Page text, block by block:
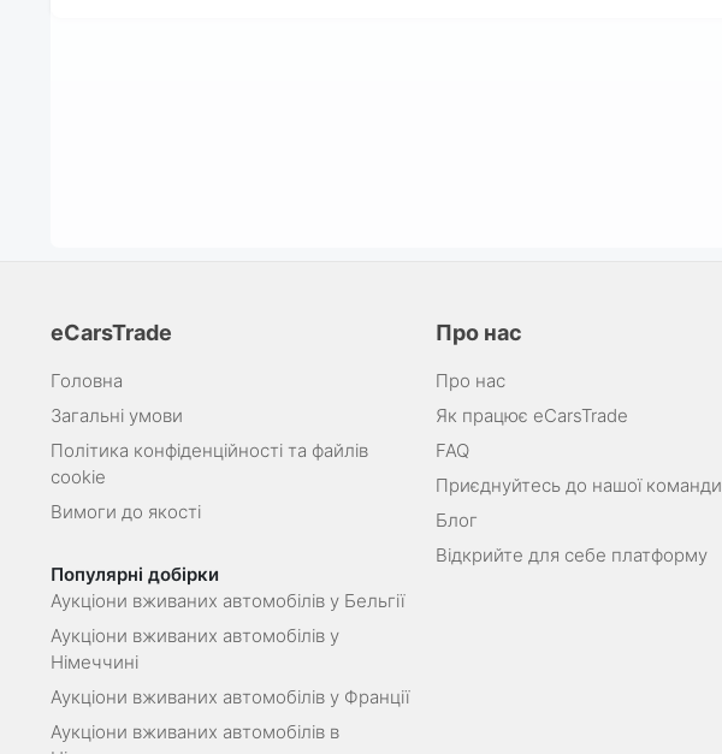
eCarsTrade
Головна
Загальні умови
Політика конфіденційності та файлів
cookie
Вимоги до якості
Популярні добірки
Аукціони вживаних автомобілів у Бельгії
Аукціони вживаних автомобілів у
Німеччині
Аукціони вживаних автомобілів у Франції
Аукціони вживаних автомобілів в
Про нас
Про нас
Як працює eCarsTrade
FAQ
Приєднуйтесь до нашої команди
Блог
Відкрийте для себе платформу